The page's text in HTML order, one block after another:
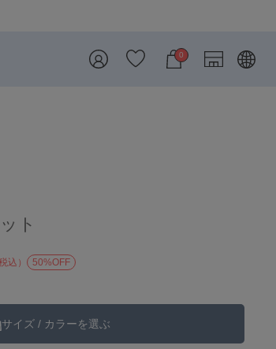
0
ト
税込） 50%OFF
サイズ / カラーを選ぶ